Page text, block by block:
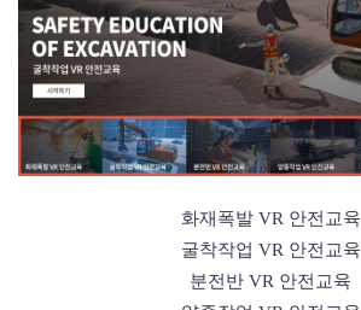
화재폭발 VR 안전교육
굴착작업 VR 안전교육
분전반 VR 안전교육